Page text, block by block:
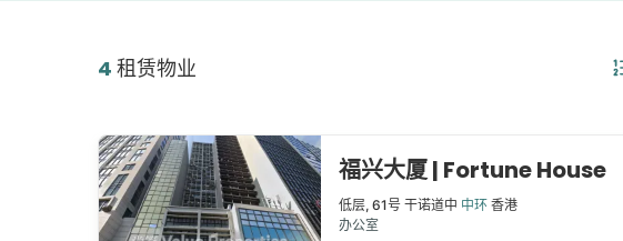
4 租赁物业
福兴大厦 | Fortune House
低层, 61号 干诺道中 中环 香港
办公室